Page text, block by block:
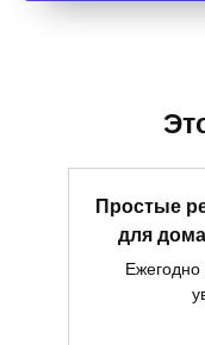
Простые
для
Ежегодно